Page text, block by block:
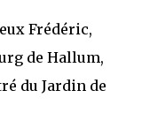
Frédéric,
de Hallum,
du Jardin de